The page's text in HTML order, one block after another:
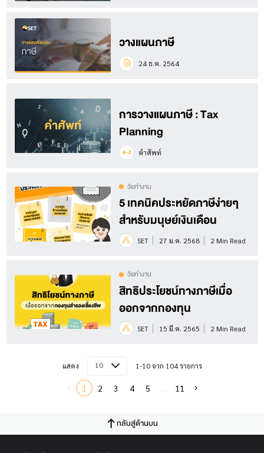
วางแผนภาษี
24 ธ.ค. 2564
การวางแผนภาษี : Tax
Planning
คำศัพท์
วัยทำงาน
5 เทคนิคประหยัดภาษีง่ายๆ
สำหรับมนุษย์เงินเดือน
SET 27 ม.ค. 2568 2 Min Read
วัยทำงาน
สิทธิประโยชน์ทางภาษีเมื่อ
ออกจากกองทุน
SET 15 มี.ค. 2565 2 Min Read
แสดง 10 1-10 จาก 104 รายการ
1 2 3 4 5 11
กลับสู่ด้านบน